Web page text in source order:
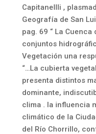
Capitanellli ,
Geografía de San
pag. 69 “ La Cuenca
conjuntos
Vegetación una
“…La cubierta
presenta distintos
dominante,
clima . la influencia
climático de la
del Río Chorrillo,